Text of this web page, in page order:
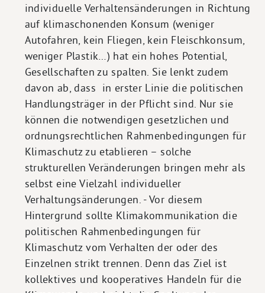
individuelle Verhaltensänderungen in Richtung
auf klimaschonenden Konsum (weniger
Autofahren, kein Fliegen, kein Fleischkonsum,
weniger Plastik…) hat ein hohes Potential,
Gesellschaften zu spalten. Sie lenkt zudem
davon ab, dass in erster Linie die politischen
Handlungsträger in der Pflicht sind. Nur sie
können die notwendigen gesetzlichen und
ordnungsrechtlichen Rahmenbedingungen für
Klimaschutz zu etablieren – solche
strukturellen Veränderungen bringen mehr als
selbst eine Vielzahl individueller
Verhaltungsänderungen. - Vor diesem
Hintergrund sollte Klimakommunikation die
politischen Rahmenbedingungen für
Klimaschutz vom Verhalten der oder des
Einzelnen strikt trennen. Denn das Ziel ist
kollektives und kooperatives Handeln für die